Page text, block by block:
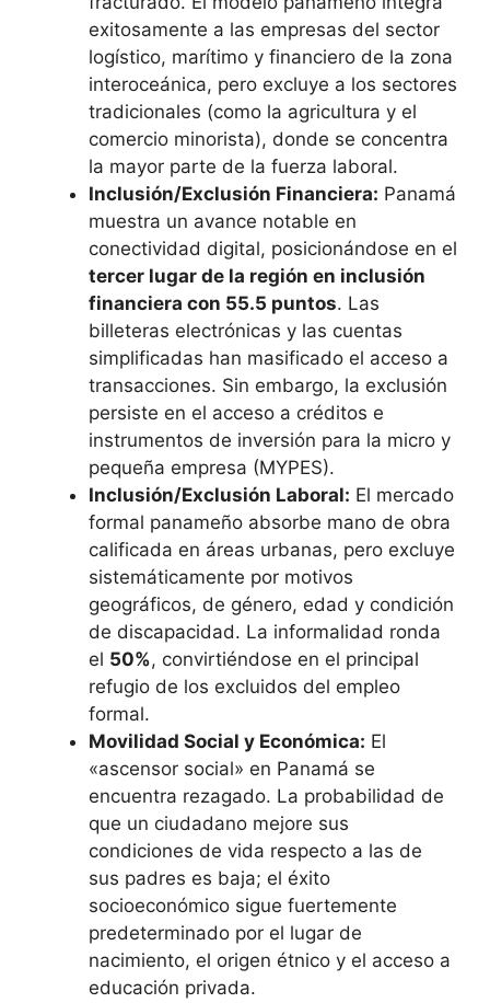
exitosamente a las empresas del sector
logístico, marítimo y financiero de la zona
interoceánica, pero excluye a los sectores
tradicionales (como la agricultura y el
comercio minorista), donde se concentra
la mayor parte de la fuerza laboral.
Inclusión/Exclusión Financiera: Panamá
muestra un avance notable en
conectividad digital, posicionándose en el
tercer lugar de la región en inclusión
financiera con 55.5 puntos. Las
billeteras electrónicas y las cuentas
simplificadas han masificado el acceso a
transacciones. Sin embargo, la exclusión
persiste en el acceso a créditos e
instrumentos de inversión para la micro y
pequeña empresa (MYPES).
Inclusión/Exclusión Laboral: El mercado
formal panameño absorbe mano de obra
calificada en áreas urbanas, pero excluye
sistemáticamente por motivos
geográficos, de género, edad y condición
de discapacidad. La informalidad ronda
el 50%, convirtiéndose en el principal
refugio de los excluidos del empleo
formal.
Movilidad Social y Económica: El
«ascensor social» en Panamá se
encuentra rezagado. La probabilidad de
que un ciudadano mejore sus
condiciones de vida respecto a las de
sus padres es baja; el éxito
socioeconómico sigue fuertemente
predeterminado por el lugar de
nacimiento, el origen étnico y el acceso a
educación privada.